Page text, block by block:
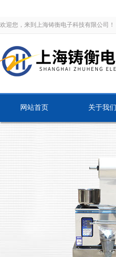
欢迎您，来到上海铸衡电子科技有限公司！
网站首页 关于我们